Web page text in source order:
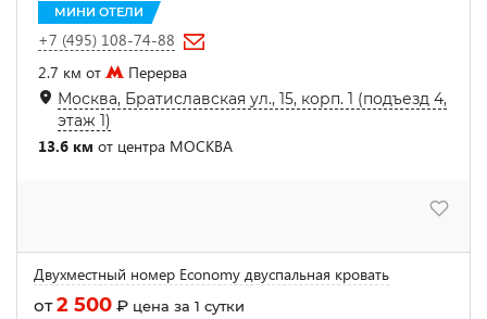
МИНИ ОТЕЛИ
+7 (495) 108-74-88
2.7 км от
Перерва
Москва, Братиславская ул., 15, корп. 1 (подъезд 4,
этаж 1)
13.6 км от центра МОСКВА
Двухместный номер Economy двуспальная кровать
от2 500 ₽ цена за 1 сутки